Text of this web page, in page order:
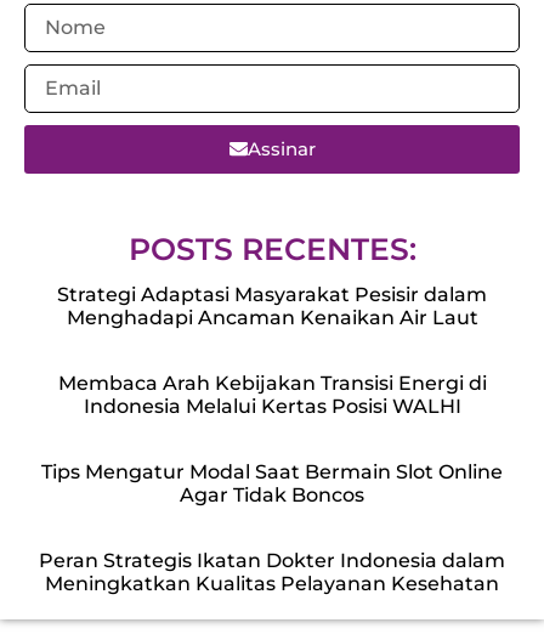
Assinar
POSTS RECENTES:
Strategi Adaptasi Masyarakat Pesisir dalam
Menghadapi Ancaman Kenaikan Air Laut
Membaca Arah Kebijakan Transisi Energi di
Indonesia Melalui Kertas Posisi WALHI
Tips Mengatur Modal Saat Bermain Slot Online
Agar Tidak Boncos
Peran Strategis Ikatan Dokter Indonesia dalam
Meningkatkan Kualitas Pelayanan Kesehatan